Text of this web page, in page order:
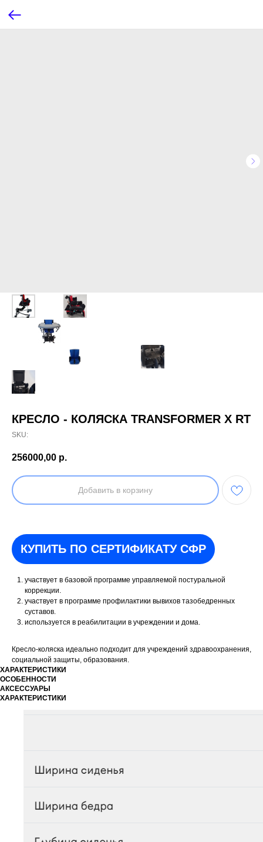
КРЕСЛО - КОЛЯСКА TRANSFORMER X RT
SKU:
256000,00 р.
Добавить в корзину
КУПИТЬ ПО СЕРТИФИКАТУ СФР
участвует в базовой программе управляемой постуральной
коррекции.
участвует в программе профилактики вывихов тазобедренных
суставов.
используется в реабилитации в учреждении и дома.
Кресло-коляска идеально подходит для учреждений здравоохранения,
социальной защиты, образования.
ХАРАКТЕРИСТИКИ
ОСОБЕННОСТИ
АКСЕССУАРЫ
ХАРАКТЕРИСТИКИ